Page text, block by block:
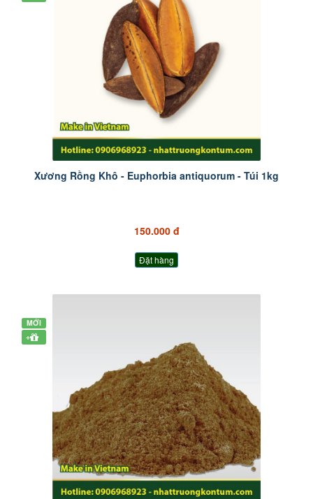
Xương Rồng Khô - Euphorbia antiquorum - Túi 1kg
150.000 đ
Đặt hàng
MỚI
+